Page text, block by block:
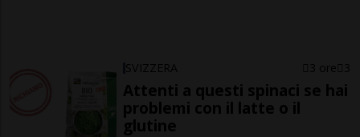
SVIZZERA 3 ore 3
Attenti a questi spinaci se hai
problemi con il latte o il
glutine